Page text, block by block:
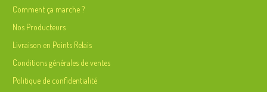
Comment ça marche ?
Nos Producteurs
Livraison en Points Relais
Conditions générales de ventes
Politique de confidentialité